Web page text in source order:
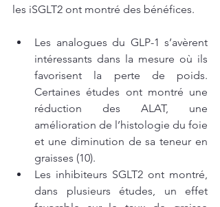
les iSGLT2 ont montré des bénéfices.
Les analogues du GLP-1 s’avèrent
intéressants dans la mesure où ils
favorisent la perte de poids.
Certaines études ont montré une
réduction des ALAT, une
amélioration de l’histologie du foie
et une diminution de sa teneur en
graisses (10).
Les inhibiteurs SGLT2 ont montré,
dans plusieurs études, un effet